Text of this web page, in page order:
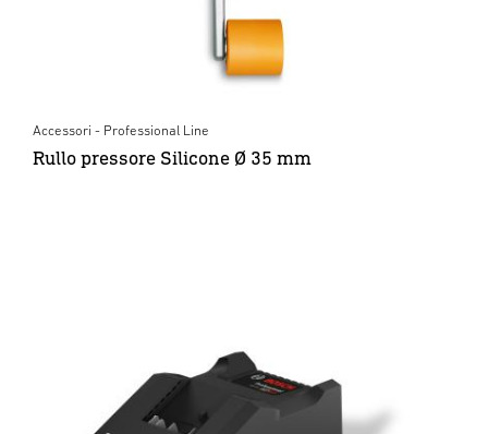
Accessori - Professional Line
Rullo pressore Silicone Ø 35 mm